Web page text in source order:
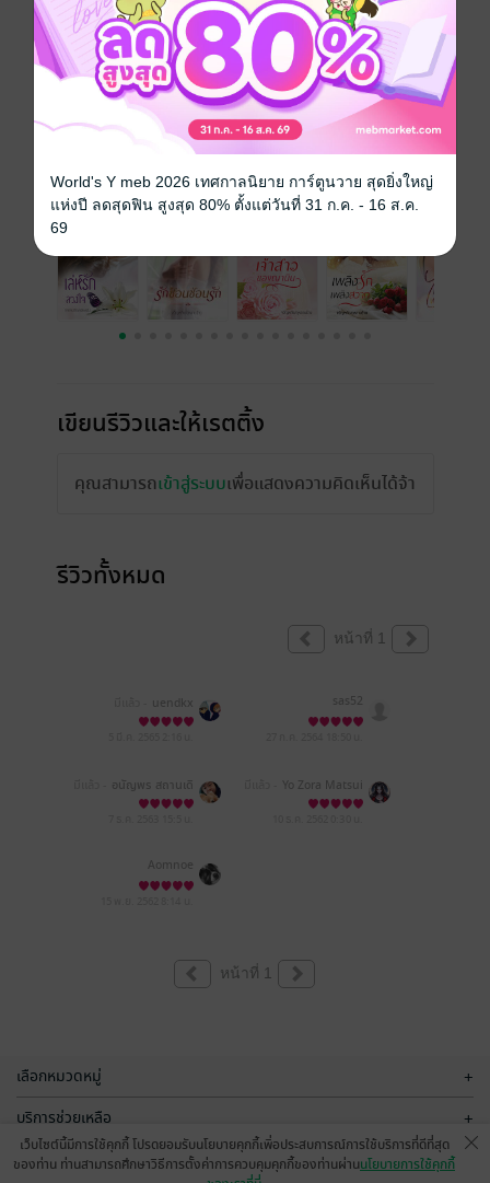
ซื้อ หรือติดต่อคนขายโดยตรงเลยจ้ะ
สั่งซื้อโดยตรงกับ สนพ.
เรื่องที่คุณน่าจะสนใจ
เขียนรีวิวและให้เรตติ้ง
คุณสามารถเข้าสู่ระบบเพื่อแสดงความคิดเห็นได้จ้า
รีวิวทั้งหมด
หน้าที่ 1
uendkx sas52
อนัญพร สถานเดิ
ม
Yo Zora Matsui
Aomnoe
หน้าที่ 1
เลือกหมวดหมู่ +
บริการช่วยเหลือ +
เกี่ยวกับเรา
เว็บไซต์นี้มีการใช้คุกกี้ โปรดยอมรับนโยบายคุกกี้เพื่อประสบการณ์การใช้บริการที่ดีที่สุด
ของท่าน ท่านสามารถศึกษาวิธีการตั้งค่าการควบคุมคุกกี้ของท่านผ่านนโยบายการใช้คุกกี้
World's Y meb 2026 เทศกาลนิยาย การ์ตูนวาย สุดยิ่งใหญ่
แห่งปี ลดสุดฟิน สูงสุด 80% ตั้งแต่วันที่ 31 ก.ค. - 16 ส.ค.
69